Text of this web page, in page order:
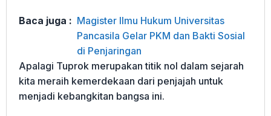
Baca juga : Magister Ilmu Hukum Universitas
Pancasila Gelar PKM dan Bakti Sosial
di Penjaringan
Apalagi Tuprok merupakan titik nol dalam sejarah
kita meraih kemerdekaan dari penjajah untuk
menjadi kebangkitan bangsa ini.